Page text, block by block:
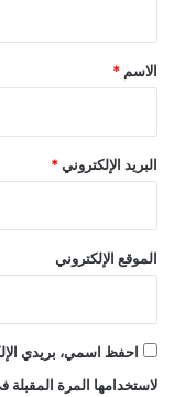
*
الاسم *
البريد الإلكتروني *
الموقع الإلكتروني
احفظ اسمي، بريدي
لاستخدامها المرة المقبلة